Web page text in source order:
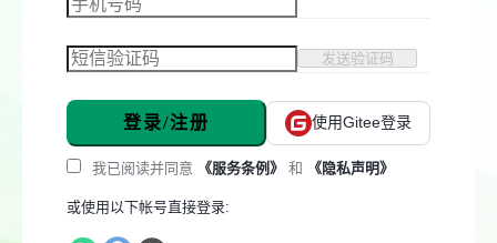
发送验证码
登录/注册 使用Gitee登录
我已阅读并同意 《服务条例》 和 《隐私声明》
或使用以下帐号直接登录: